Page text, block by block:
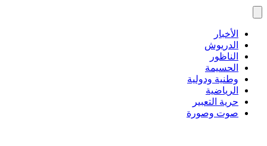
الأخبار
الدريوش
الناظور
الحسيمة
وطنية ودولية
الرياضية
حرية التعبير
صوت وصورة